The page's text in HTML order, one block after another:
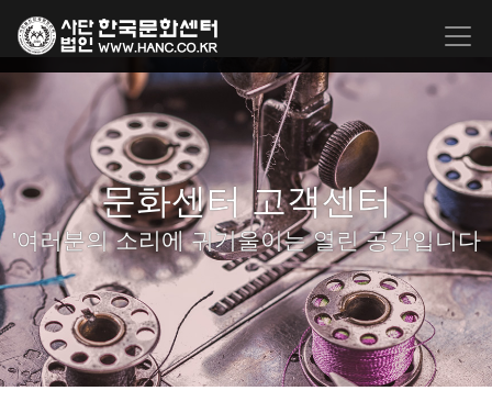
문화센터 고객센터
'여러분의 소리에 귀기울이는 열린 공간입니다